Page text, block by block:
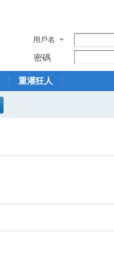
用戶名
密碼
重灌狂人